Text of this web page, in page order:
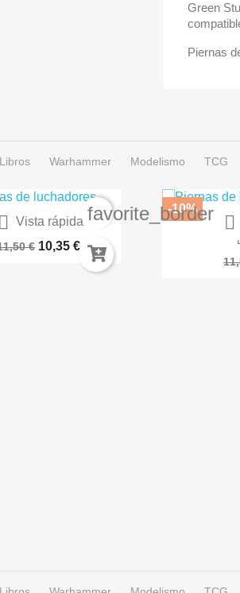
Green
Piernas
Warhammer Modelismo TCG
 Vista rápida EN...
€ 10,35 €
favorite_border 
SPRAY
-10%